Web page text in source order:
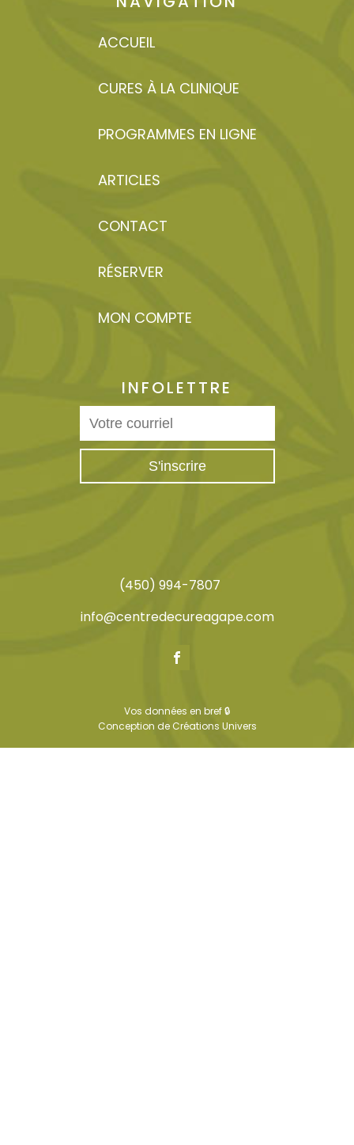
ACCUEIL
CURES À LA CLINIQUE
PROGRAMMES EN LIGNE
ARTICLES
CONTACT
RÉSERVER
MON COMPTE
INFOLETTRE
(450) 994-7807
info@centredecureagape.com
Vos données en bref 🔒
Conception deCréations Univers